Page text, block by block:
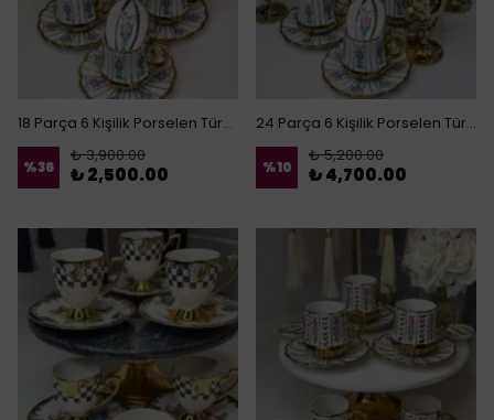
18 Parça 6 Kişilik Porselen Türk Kahvesi Fincanı & Drajelik
%36
₺ 3,900.00
₺ 2,500.00
24 Parça 6 Kişilik Porselen Türk Kahvesi Fincanı & Bardak
%10
₺ 5,200.00
₺ 4,700.00